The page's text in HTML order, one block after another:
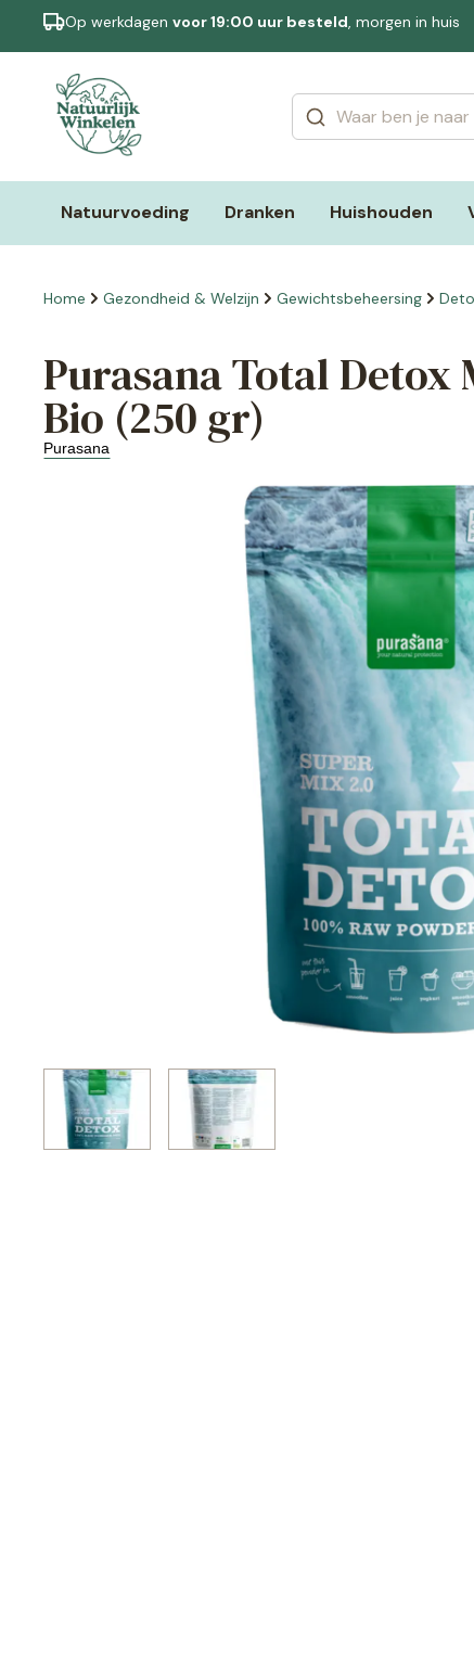
Op werkdagen voor 19:00 uur besteld, morgen in huis
Natuurvoeding Dranken Huishouden
Home Gezondheid & Welzijn Gewichtsbeheersing
Purasana Total Detox
Bio (250 gr)
Purasana